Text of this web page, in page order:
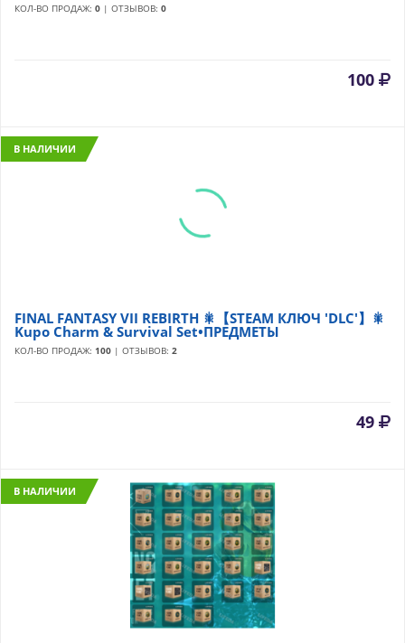
КОЛ-ВО ПРОДАЖ: 0 | ОТЗЫВОВ: 0
100
В НАЛИЧИИ
FINAL FANTASY VII REBIRTH 🎇【STEAM КЛЮЧ 'DLC'】🎇
Kupo Charm & Survival Set•ПРЕДМЕТЫ
КОЛ-ВО ПРОДАЖ: 100 | ОТЗЫВОВ: 2
49
В НАЛИЧИИ